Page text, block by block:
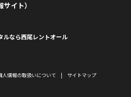
イト）
ルなら西尾レントオール
人情報の取扱いについて サイトマップ